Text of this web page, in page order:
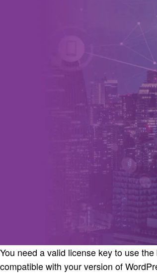
You need a valid license key to use
compatible with your version of